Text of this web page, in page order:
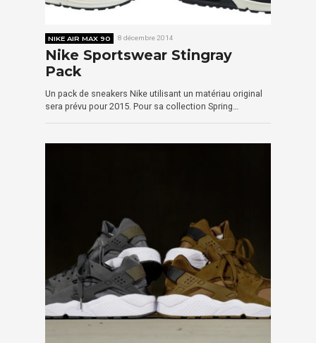
NIKE AIR MAX 90 8 décembre 2014
Nike Sportswear Stingray
Pack
Un pack de sneakers Nike utilisant un matériau original
sera prévu pour 2015. Pour sa collection Spring…